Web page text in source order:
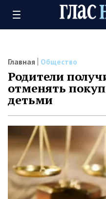
Главная Общество
Родители
отменять
детьми